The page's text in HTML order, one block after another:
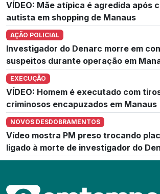
VÍDEO: Mãe atípica é agredida após
autista em shopping de Manaus
AÇÃO POLICIAL
Investigador do Denarc morre em
suspeitos durante operação em
EXECUÇÃO
VÍDEO: Homem é executado com
criminosos encapuzados em Manaus
NOVOS DESDOBRAMENTOS
Vídeo mostra PM preso trocando
ligado à morte de investigador do